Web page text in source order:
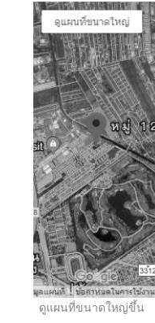
ดูแผนที่ขนาดใหญ่ขึ้น